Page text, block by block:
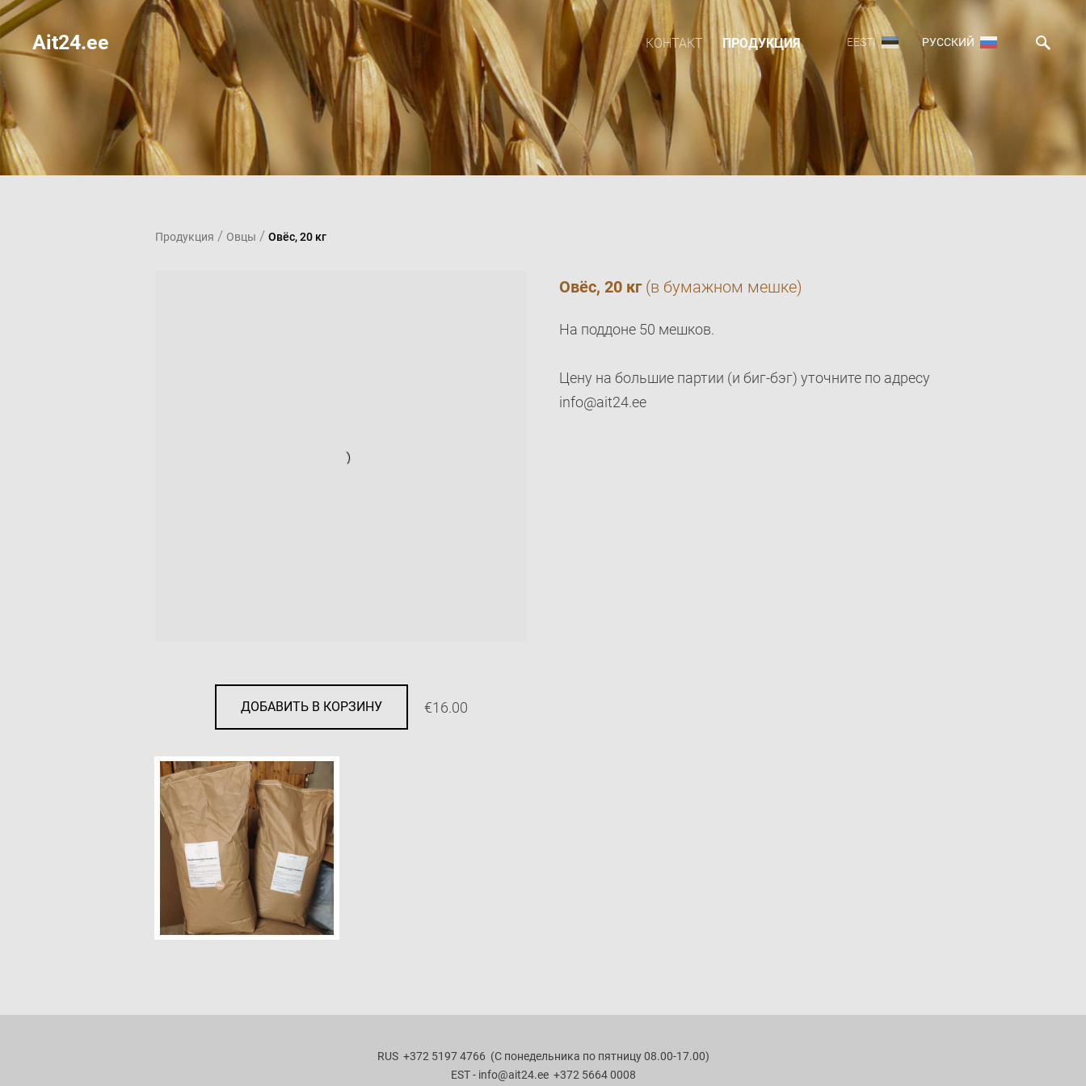
Ait24.ee КОНТАКТ ПРОДУКЦИЯ EESTI РУССКИЙ
Продукция / Овцы / Овёс, 20 кг
ДОБАВИТЬ В КОРЗИНУ €16.00
Овёс, 20 кг (в бумажном мешке)
На поддоне 50 мешков.
Цену на большие партии (и биг-бэг) уточните по адресу
info@ait24.ee
RUS+372 5197 4766 (С понедельника по пятницу 08.00-17.00)
EST - info@ait24.ee+372 5664 0008